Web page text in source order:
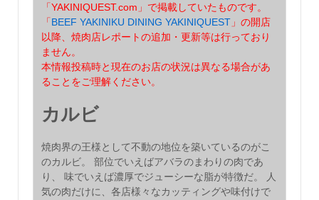
「YAKINIQUEST.com」で掲載していたものです。
「BEEF YAKINIKU DINING YAKINIQUEST 」の開店
以降、焼肉店レポートの追加・更新等は行っており
ません。
本情報投稿時と現在のお店の状況は異なる場合があ
ることをご理解ください。
カルビ
焼肉界の王様として不動の地位を築いているのがこ
のカルビ。 部位でいえばアバラのまわりの肉であ
り、 味でいえば濃厚でジューシーな脂が特徴だ。 人
気の肉だけに、各店様々なカッティングや味付けで